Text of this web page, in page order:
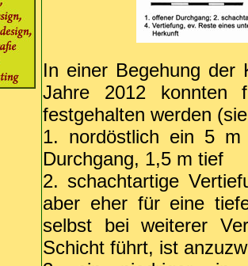
In einer Begehung der
Jahre 2012 konnten
festgehalten werden
1. nordöstlich ein 5
Durchgang, 1,5 m tief
2. schachtartige
aber eher für eine
selbst bei weiterer
Schicht führt, ist